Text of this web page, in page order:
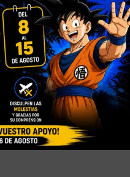
Fabricantes ,OTROS
0,9 kg